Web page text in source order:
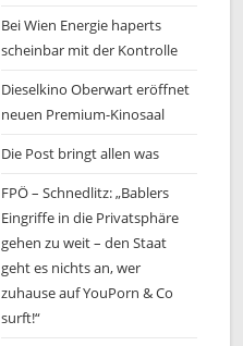
Bei Wien Energie haperts
scheinbar mit der Kontrolle
Dieselkino Oberwart eröffnet
neuen Premium-Kinosaal
Die Post bringt allen was
FPÖ – Schnedlitz: „Bablers
Eingriffe in die Privatsphäre
gehen zu weit – den Staat
geht es nichts an, wer
zuhause auf YouPorn & Co
surft!“